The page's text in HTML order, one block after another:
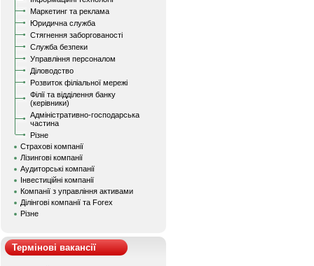
Маркетинг та реклама
Юридична служба
Стягнення заборгованості
Служба безпеки
Управління персоналом
Діловодство
Розвиток філіальної мережі
Філії та відділення банку
(керівники)
Адміністративно-господарська
частина
Різне
Страхові компанії
Лізингові компанії
Аудиторські компанії
Інвестиційні компанії
Компанії з управління активами
Ділінгові компанії та Forex
Різне
Термінові вакансії